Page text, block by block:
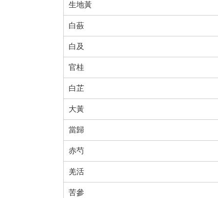
生地黃
白蘞
白及
官桂
白芷
大黃
當歸
赤芍
羌活
苦參